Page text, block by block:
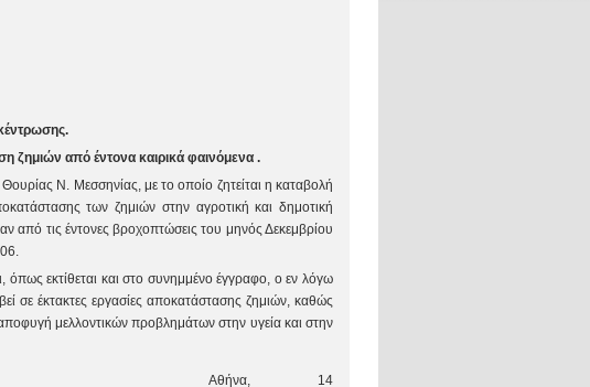
ζημιών από έντονα καιρικά φαινόμενα .
Ν. Μεσσηνίας, με το οποίο ζητείται η καταβολή
των ζημιών στην αγροτική και δημοτική
από τις έντονες βροχοπτώσεις του μηνός Δεκεμβρίου
όπως εκτίθεται και στο συνημμένο έγγραφο, ο εν λόγω
σε έκτακτες εργασίες αποκατάστασης ζημιών, καθώς
μελλοντικών προβλημάτων στην υγεία και στην
Αθήνα, 14